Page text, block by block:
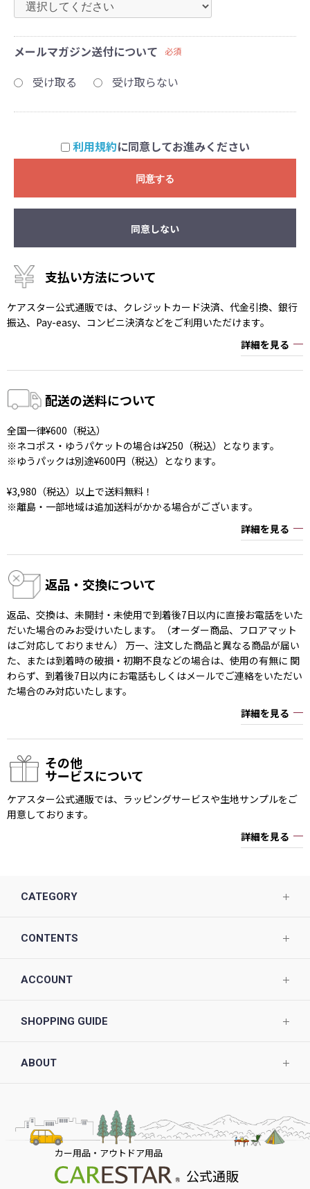
メールマガジン送付について 必須
受け取る 受け取らない
利用規約に同意してお進みください
同意する
同意しない
支払い方法について
ケアスター公式通販では、クレジットカード決済、代金引換、銀行
振込、Pay-easy、コンビニ決済などをご利用いただけます。
詳細を見る
配送の送料について
全国一律¥600（税込）
※ネコポス・ゆうパケットの場合は¥250（税込）となります。
※ゆうパックは別途¥600円（税込）となります。
¥3,980（税込）以上で送料無料！
※離島・一部地域は追加送料がかかる場合がございます。
詳細を見る
返品・交換について
返品、交換は、未開封・未使用で到着後7日以内に直接お電話をいた
だいた場合のみお受けいたします。（オーダー商品、フロアマット
はご対応しておりません） 万一、注文した商品と異なる商品が届い
た、または到着時の破損・初期不良などの場合は、使用の有無に 関
わらず、到着後7日以内にお電話もしくはメールでご連絡をいただい
た場合のみ対応いたします。
詳細を見る
その他
サービスについて
ケアスター公式通販では、ラッピングサービスや生地サンプルをご
用意しております。
詳細を見る
CATEGORY
CONTENTS
ACCOUNT
SHOPPING GUIDE
ABOUT
カー用品・アウトドア用品
公式通販